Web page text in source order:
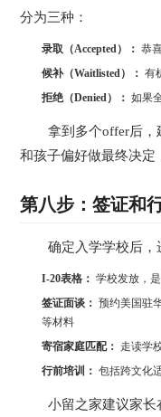
分为三种：
录取（Accepted）： 恭
候补（Waitlisted）： 有
拒绝（Denied）： 如果
拿到多个offer后
和孩子偏好做最终决定
第八步：签证和
确定入学学校后，
I-20表格： 学校发放，
签证面谈： 预约美国驻
等材料
寄宿家庭匹配： 走读学
行前培训： 包括跨文化
小留之家建议家长